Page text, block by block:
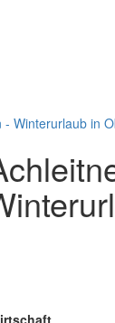
Winterurlaub in